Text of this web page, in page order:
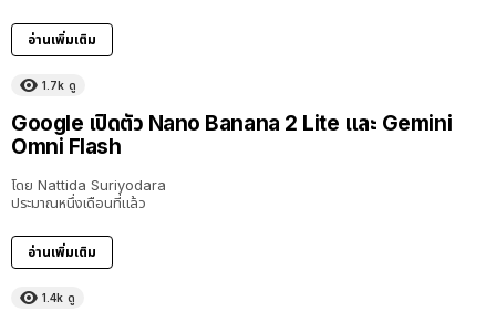
อ่านเพิ่มเติม
1.7k ดู
Google เปิดตัว Nano Banana 2 Lite และ Gemini
Omni Flash
โดย Nattida Suriyodara
ประมาณหนึ่งเดือนที่แล้ว
อ่านเพิ่มเติม
1.4k ดู